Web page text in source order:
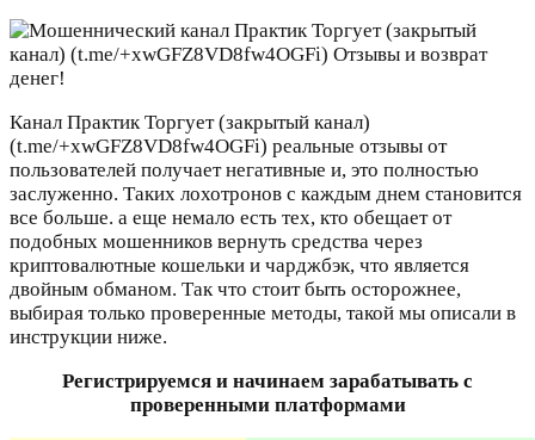
Канал Практик Торгует (закрытый канал)
(t.me/+xwGFZ8VD8fw4OGFi) реальные отзывы от
пользователей получает негативные и, это полностью
заслуженно. Таких лохотронов с каждым днем становится
все больше. а еще немало есть тех, кто обещает от
подобных мошенников вернуть средства через
криптовалютные кошельки и чарджбэк, что является
двойным обманом. Так что стоит быть осторожнее,
выбирая только проверенные методы, такой мы описали в
инструкции ниже.
Регистрируемся и начинаем зарабатывать с
проверенными платформами